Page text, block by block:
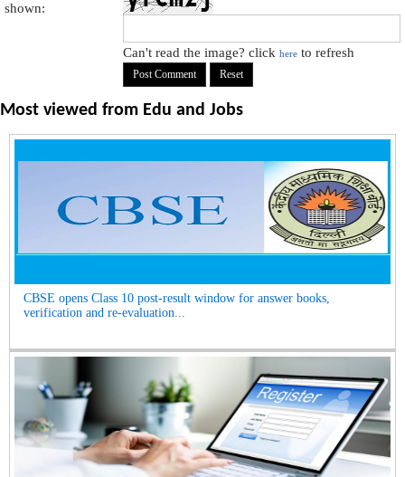
shown:
Can't read the image? clickhere to refresh
Most viewed from Edu and Jobs
CBSE opens Class 10 post-result window for answer books,
verification and re-evaluation...